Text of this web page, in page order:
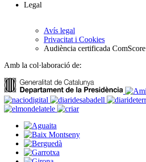
Legal
Avís legal
Privacitat i Cookies
Audiència certificada ComScore
Amb la col·laboració de: